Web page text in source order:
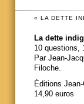
« LA DETTE
La dette
10 questions,
Par Jean-
Filoche.
Éditions Jean-
14,90 euros